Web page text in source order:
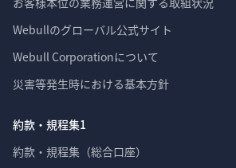
Webullのグローバル公式サイト
Webull Corporationについて
災害等発生時における基本方針
約款・規程集1
約款・規程集（総合口座）